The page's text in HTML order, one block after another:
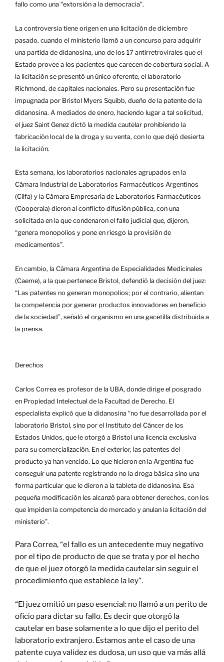
fallo como una “extorsión a la democracia”.
La controversia tiene origen en una licitación de diciembre
pasado, cuando el ministerio llamó a un concurso para adquirir
una partida de didanosina, uno de los 17 antirretrovirales que el
Estado provee a los pacientes que carecen de cobertura social. A
la licitación se presentó un único oferente, el laboratorio
Richmond, de capitales nacionales. Pero su presentación fue
impugnada por Bristol Myers Squibb, dueño de la patente de la
didanosina. A mediados de enero, haciendo lugar a tal solicitud,
el juez Saint Genez dictó la medida cautelar prohibiendo la
fabricación local de la droga y su venta, con lo que dejó desierta
la licitación.
Esta semana, los laboratorios nacionales agrupados en la
Cámara Industrial de Laboratorios Farmacéuticos Argentinos
(Cilfa) y la Cámara Empresaria de Laboratorios Farmacéuticos
(Cooperala) dieron al conflicto difusión pública, con una
solicitada en la que condenaron el fallo judicial que, dijeron,
“genera monopolios y pone en riesgo la provisión de
medicamentos”.
En cambio, la Cámara Argentina de Especialidades Medicinales
(Caeme), a la que pertenece Bristol, defendió la decisión del juez:
“Las patentes no generan monopolios; por el contrario, alientan
la competencia por generar productos innovadores en beneficio
de la sociedad”, señaló el organismo en una gacetilla distribuida a
la prensa.
Derechos
Carlos Correa es profesor de la UBA, donde dirige el posgrado
en Propiedad Intelectual de la Facultad de Derecho. El
especialista explicó que la didanosina “no fue desarrollada por el
laboratorio Bristol, sino por el Instituto del Cáncer de los
Estados Unidos, que le otorgó a Bristol una licencia exclusiva
para su comercialización. En el exterior, las patentes del
producto ya han vencido. Lo que hicieron en la Argentina fue
conseguir una patente registrando no la droga básica sino una
forma particular que le dieron a la tableta de didanosina. Esa
pequeña modificación les alcanzó para obtener derechos, con los
que impiden la competencia de mercado y anulan la licitación del
ministerio”.
Para Correa, “el fallo es un antecedente muy negativo
por el tipo de producto de que se trata y por el hecho
de que el juez otorgó la medida cautelar sin seguir el
procedimiento que establece la ley”.
“El juez omitió un paso esencial: no llamó a un perito de
oficio para dictar su fallo. Es decir que otorgó la
cautelar en base solamente a lo que dijo el perito del
laboratorio extranjero. Estamos ante el caso de una
patente cuya validez es dudosa, un uso que va más allá